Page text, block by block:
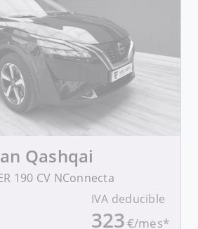
Qashqai
190 CV NConnecta
IVA deducible
323€/mes*